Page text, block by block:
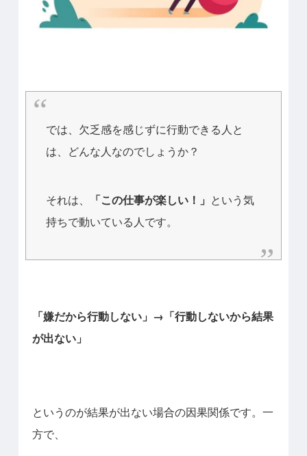
では、欠乏感を感じずに行動できる人と
は、どんな人なのでしょうか？
それは、 「この仕事が楽しい！」 という気
持ちで動いている人です。
「嫌だから行動しない」→「行動しないから結果
が出ない」
というのが結果が出ない場合の因果関係です。一
方で、